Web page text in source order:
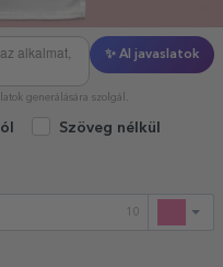
✨ AI javaslatok
generálására szolgál.
Szöveg nélkül
10